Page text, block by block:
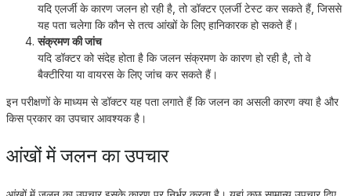
यदि एलर्जी के कारण जलन हो रही है, तो डॉक्टर एलर्जी टेस्ट कर सकते हैं, जिससे
यह पता चलेगा कि कौन से तत्व आंखों के लिए हानिकारक हो सकते हैं।
संक्रमण की जांच
यदि डॉक्टर को संदेह होता है कि जलन संक्रमण के कारण हो रही है, तो वे
बैक्टीरिया या वायरस के लिए जांच कर सकते हैं।
इन परीक्षणों के माध्यम से डॉक्टर यह पता लगाते हैं कि जलन का असली कारण क्या है और
किस प्रकार का उपचार आवश्यक है।
आंखों में जलन का उपचार